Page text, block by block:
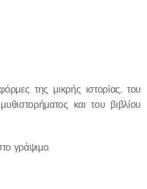
της μικρής ιστορίας, του
και του βιβλίου
γράψιμο.